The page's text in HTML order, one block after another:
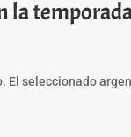
la
El seleccionado